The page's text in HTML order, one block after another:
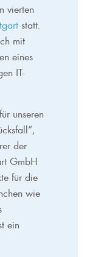
vierten
statt.
mit
eines
IT-
unseren
der
GmbH
für die
wie
ein